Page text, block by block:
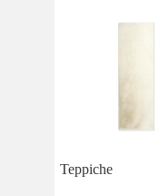
Teppiche